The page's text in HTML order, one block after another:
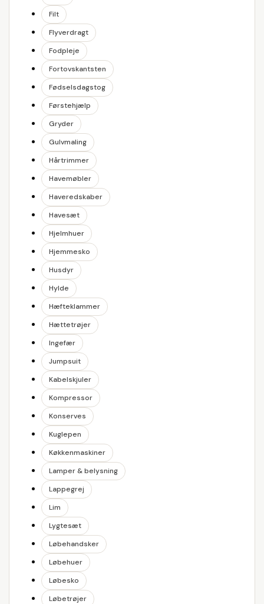
Filt
Flyverdragt
Fodpleje
Fortovskantsten
Fødselsdagstog
Førstehjælp
Gryder
Gulvmaling
Hårtrimmer
Havemøbler
Haveredskaber
Havesæt
Hjelmhuer
Hjemmesko
Husdyr
Hylde
Hæfteklammer
Hættetrøjer
Ingefær
Jumpsuit
Kabelskjuler
Kompressor
Konserves
Kuglepen
Køkkenmaskiner
Lamper & belysning
Lappegrej
Lim
Lygtesæt
Løbehandsker
Løbehuer
Løbesko
Løbetrøjer